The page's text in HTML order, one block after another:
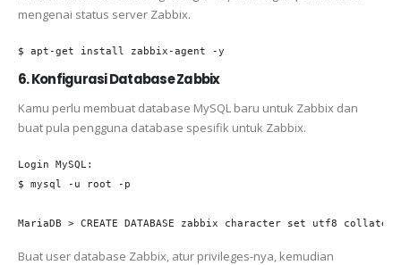
mengenai status server Zabbix.
$ apt-get install zabbix-agent -y
6. Konfigurasi Database Zabbix
Kamu perlu membuat database MySQL baru untuk Zabbix dan
buat pula pengguna database spesifik untuk Zabbix.
Login MySQL:
$ mysql -u root -p
MariaDB > CREATE DATABASE zabbix character set utf8 collate
Buat user database Zabbix, atur privileges-nya, kemudian